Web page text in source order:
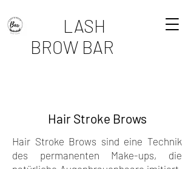
LASH
BROW BAR
Hair Stroke Brows
Hair Stroke Brows sind eine Technik
des permanenten Make-ups, die